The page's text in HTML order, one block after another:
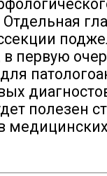
первую
полезен